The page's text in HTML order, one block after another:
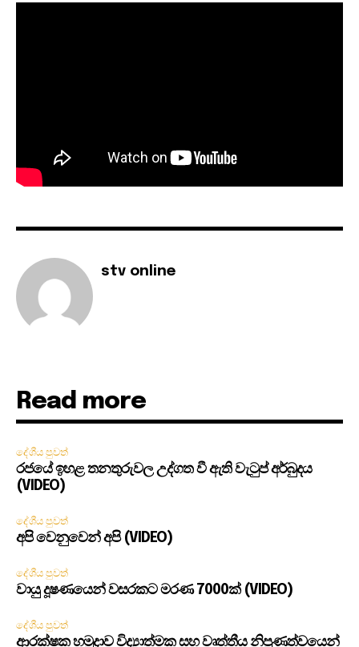
stv online
Read more
දේශීය පුවත්
රජයේ ඉහළ තනතුරුවල උද්ගත වී ඇති වැටුප් අර්බුදය
(VIDEO)
දේශීය පුවත්
අපි වෙනුවෙන් අපි (VIDEO)
දේශීය පුවත්
වායු දූෂණයෙන් වසරකට මරණ 7000ක් (VIDEO)
දේශීය පුවත්
ආරක්ෂක හමුදාව විද්‍යාත්මක සහ වෘත්තීය නිපුණත්වයෙන්